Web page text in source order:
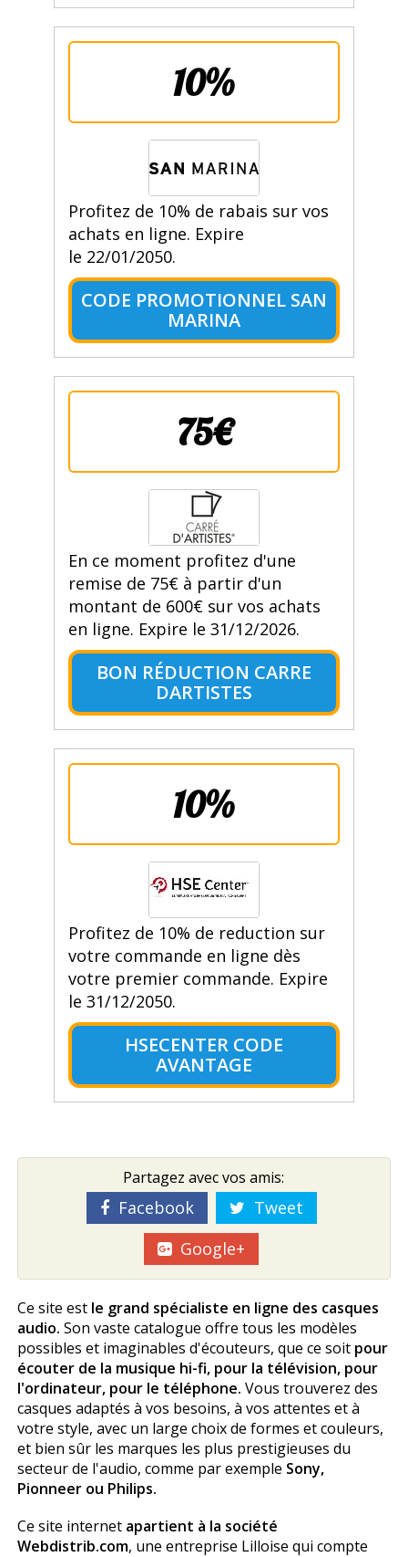
10%
Profitez de 10% de rabais sur vos
achats en ligne. Expire
le 22/01/2050.
CODE PROMOTIONNEL SAN
MARINA
75€
En ce moment profitez d'une
remise de 75€ à partir d'un
montant de 600€ sur vos achats
en ligne. Expire le 31/12/2026.
BON RÉDUCTION CARRE
DARTISTES
10%
Profitez de 10% de reduction sur
votre commande en ligne dès
votre premier commande. Expire
le 31/12/2050.
HSECENTER CODE
AVANTAGE
Partagez avec vos amis:
Facebook
Tweet
Google+
Ce site est le grand spécialiste en ligne des casques
audio. Son vaste catalogue offre tous les modèles
possibles et imaginables d'écouteurs, que ce soit pour
écouter de la musique hi-fi, pour la télévision, pour
l'ordinateur, pour le téléphone. Vous trouverez des
casques adaptés à vos besoins, à vos attentes et à
votre style, avec un large choix de formes et couleurs,
et bien sûr les marques les plus prestigieuses du
secteur de l'audio, comme par exemple Sony,
Pionneer ou Philips.
Ce site internet apartient à la société
Webdistrib.com, une entreprise Lilloise qui compte